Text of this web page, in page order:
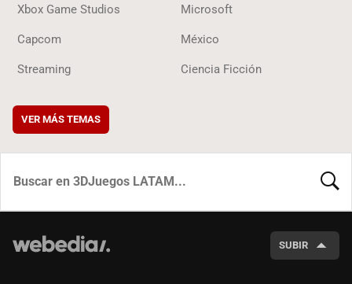
Xbox Game Studios Microsoft
Capcom México
Streaming Ciencia Ficción
VER MÁS TEMAS
SUBIR